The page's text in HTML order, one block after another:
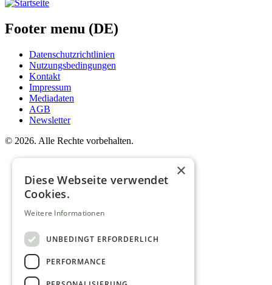
Footer menu (DE)
Datenschutzrichtlinien
Nutzungsbedingungen
Kontakt
Impressum
Mediadaten
AGB
Newsletter
© 2026. Alle Rechte vorbehalten.
×
Diese Webseite verwendet
Cookies.
Weitere Informationen
UNBEDINGT ERFORDERLICH
PERFORMANCE